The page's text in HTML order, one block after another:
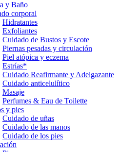
y Baño
corporal
Hidratantes
Exfoliantes
Cuidado de Bustos y Escote
Piernas pesadas y circulación
Piel atópica y eczema
Estrías*
Cuidado Reafirmante y Adelgazante
Cuidado anticelulítico
Masaje
Perfumes & Eau de Toilette
y pies
Cuidado de uñas
Cuidado de las manos
Cuidado de los pies